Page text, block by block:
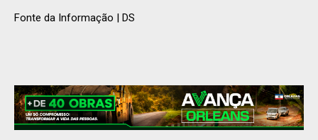
Fonte da Informação | DS